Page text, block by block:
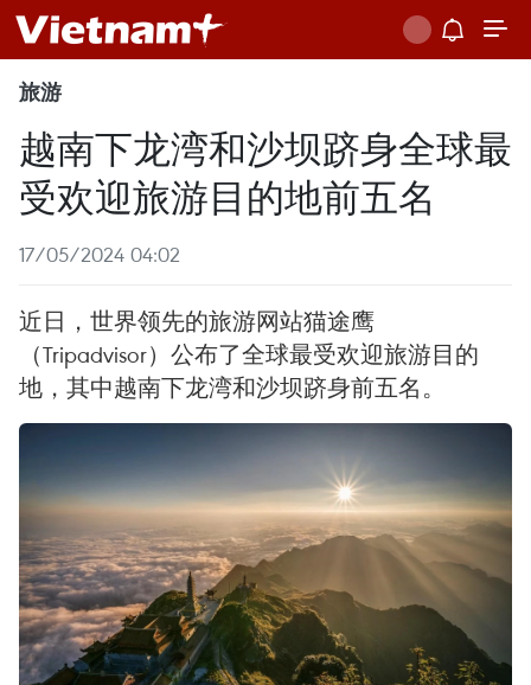
旅游
越南下龙湾和沙坝跻身全球最
受欢迎旅游目的地前五名
17/05/2024 04:02
近日，世界领先的旅游网站猫途鹰
（Tripadvisor）公布了全球最受欢迎旅游目的
地，其中越南下龙湾和沙坝跻身前五名。